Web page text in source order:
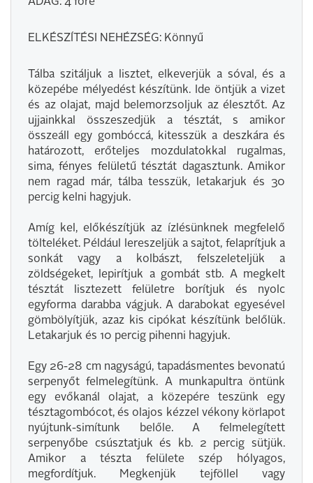
ELKÉSZÍTÉSI NEHÉZSÉG: Könnyű
Tálba szitáljuk a lisztet, elkeverjük a sóval, és a
közepébe mélyedést készítünk. Ide öntjük a vizet
és az olajat, majd belemorzsoljuk az élesztőt. Az
ujjainkkal összeszedjük a tésztát, s amikor
összeáll egy gombóccá, kitesszük a deszkára és
határozott, erőteljes mozdulatokkal rugalmas,
sima, fényes felületű tésztát dagasztunk. Amikor
nem ragad már, tálba tesszük, letakarjuk és 30
percig kelni hagyjuk.
Amíg kel, előkészítjük az ízlésünknek megfelelő
tölteléket. Például lereszeljük a sajtot, felaprítjuk a
sonkát vagy a kolbászt, felszeleteljük a
zöldségeket, lepirítjuk a gombát stb. A megkelt
tésztát lisztezett felületre borítjuk és nyolc
egyforma darabba vágjuk. A darabokat egyesével
gömbölyítjük, azaz kis cipókat készítünk belőlük.
Letakarjuk és 10 percig pihenni hagyjuk.
Egy 26-28 cm nagyságú, tapadásmentes bevonatú
serpenyőt felmelegítünk. A munkapultra öntünk
egy evőkanál olajat, a közepére teszünk egy
tésztagombócot, és olajos kézzel vékony körlapot
nyújtunk-simítunk belőle. A felmelegített
serpenyőbe csúsztatjuk és kb. 2 percig sütjük.
Amikor a tészta felülete szép hólyagos,
megfordítjuk. Megkenjük tejföllel vagy